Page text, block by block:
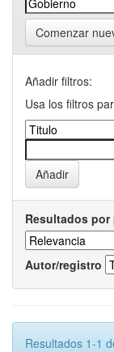
Comenzar
Añadir filtros:
Usa los filtros
Resultados por
Autor/registro
Resultados 1-1